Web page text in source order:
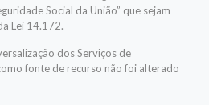
Social da União” que sejam
Lei 14.172.
dos Serviços de
fonte de recurso não foi alterado